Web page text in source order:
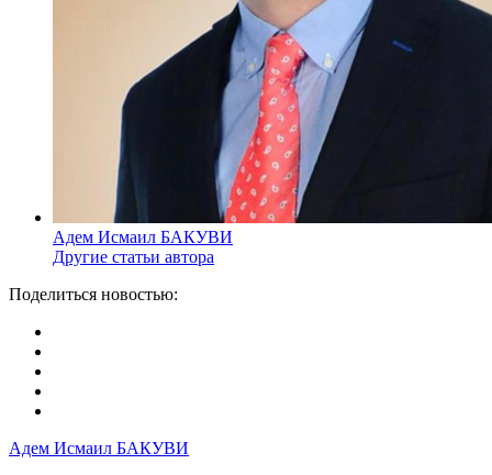
Адем Исмаил БАКУВИ
Другие статьи автора
Поделиться новостью:
Адем Исмаил БАКУВИ